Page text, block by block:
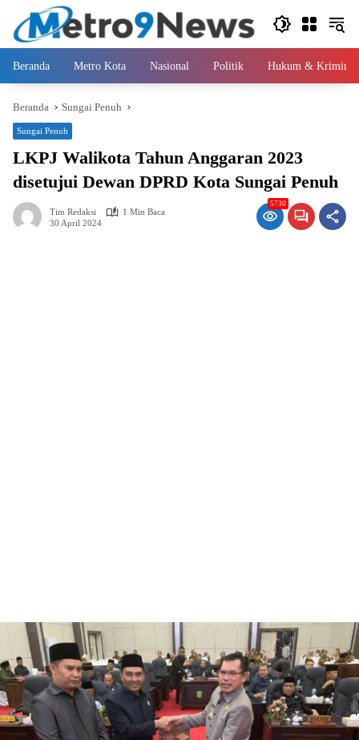
Langsung
konten
Beranda Metro Kota Nasional Politik Hukum & Kriminal
Beranda Sungai Penuh
Sungai Penuh
LKPJ Walikota Tahun Anggaran 2023
disetujui Dewan DPRD Kota Sungai Penuh
Tim Redaksi
1 Min Baca
30 April 2024
5730